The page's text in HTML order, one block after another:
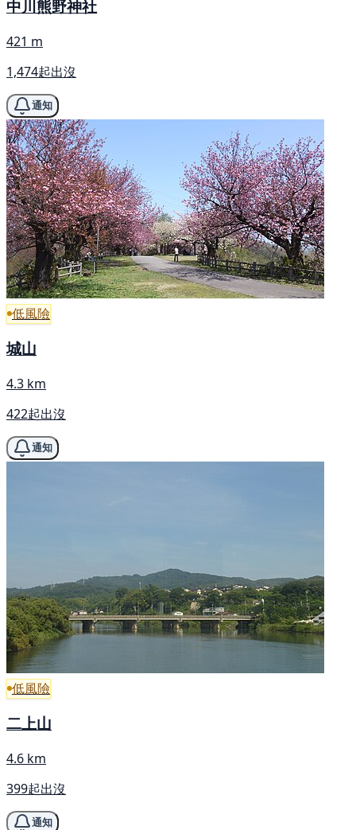
中川熊野神社
421 m
1,474起出沒
通知
低風險
城山
4.3 km
422起出沒
通知
低風險
二上山
4.6 km
399起出沒
通知